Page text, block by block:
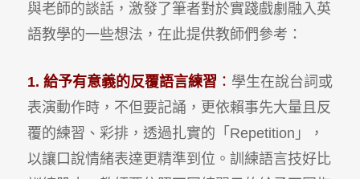
與老師的談話，激發了筆者對於實踐戲劇融入英
語教學的一些想法，在此提供教師們參考：
1. 給予有意義的反覆語言練習 ： 學生在說台詞或
表演動作時，不但要記誦，更依賴事先大量且反
覆的練習、彩排，透過扎實的「Repetition」，
以讓口說情緒表達更精準到位。訓練語言技好比